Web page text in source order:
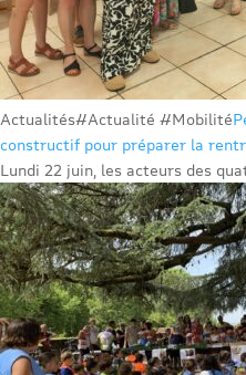
Actualités#Actualité #Mobilité
constructif pour préparer la
Lundi 22 juin, les acteurs des